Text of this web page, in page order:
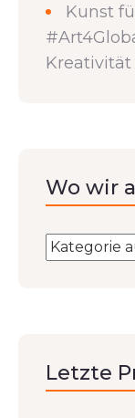
Kunst
Wo wir
Letzte